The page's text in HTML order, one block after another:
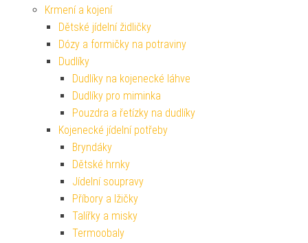
Krmení a kojení
Dětské jídelní židličky
Dózy a formičky na potraviny
Dudlíky
Dudlíky na kojenecké láhve
Dudlíky pro miminka
Pouzdra a řetízky na dudlíky
Kojenecké jídelní potřeby
Bryndáky
Dětské hrnky
Jídelní soupravy
Příbory a lžičky
Talířky a misky
Termoobaly